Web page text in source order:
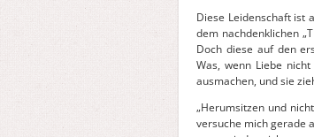
Diese Leidenschaft ist
dem nachdenklichen
Doch diese auf den
Was, wenn Liebe
ausmachen, und sie
„Herumsitzen und
versuche mich gerade